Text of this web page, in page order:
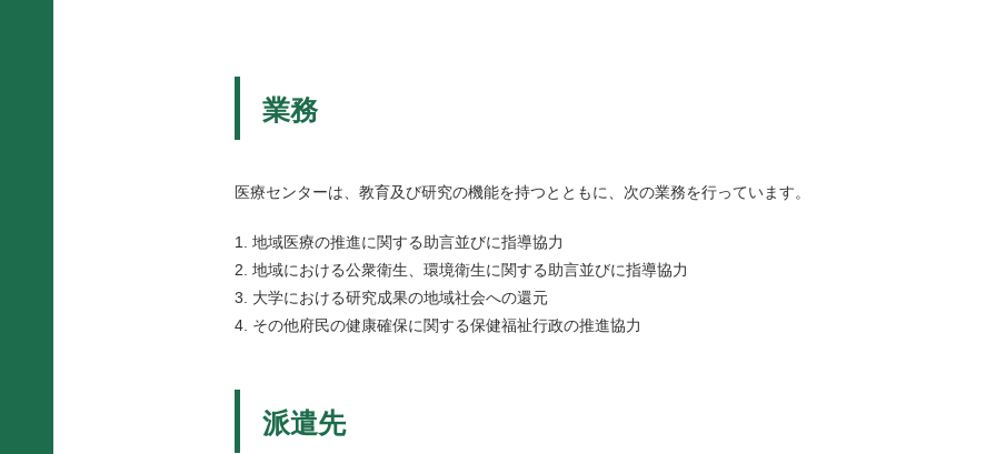
業務
医療センターは、教育及び研究の機能を持つとともに、次の業務を行っています。
地域医療の推進に関する助言並びに指導協力
地域における公衆衛生、環境衛生に関する助言並びに指導協力
大学における研究成果の地域社会への還元
その他府民の健康確保に関する保健福祉行政の推進協力
派遣先